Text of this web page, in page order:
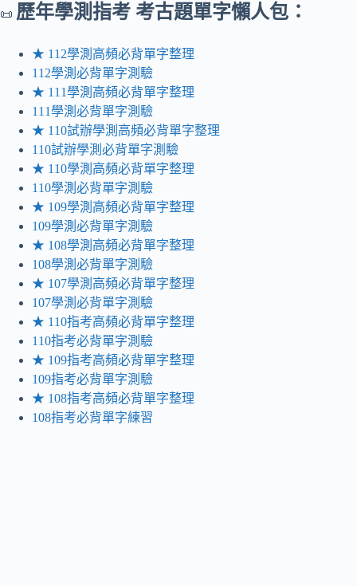
📜 歷年學測指考 考古題單字懶人包：
★ 112學測高頻必背單字整理
112學測必背單字測驗
★ 111學測高頻必背單字整理
111學測必背單字測驗
★ 110試辦學測高頻必背單字整理
110試辦學測必背單字測驗
★ 110學測高頻必背單字整理
110學測必背單字測驗
★ 109學測高頻必背單字整理
109學測必背單字測驗
★ 108學測高頻必背單字整理
108學測必背單字測驗
★ 107學測高頻必背單字整理
107學測必背單字測驗
★ 110指考高頻必背單字整理
110指考必背單字測驗
★ 109指考高頻必背單字整理
109指考必背單字測驗
★ 108指考高頻必背單字整理
108指考必背單字練習